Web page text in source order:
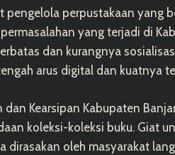
pengelola perpustakaan yang
yang terjadi di
dan kurangnya
arus digital dan kuatnya
Kearsipan Kabupaten
koleksi-koleksi buku. Giat
dirasakan oleh masyarakat